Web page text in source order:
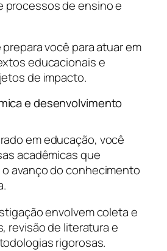
processos de ensino e
você para atuar em
educacionais e
de impacto.
e desenvolvimento
em educação, você
acadêmicas que
avanço do conhecimento
envolvem coleta e
revisão de literatura e
rigorosas.